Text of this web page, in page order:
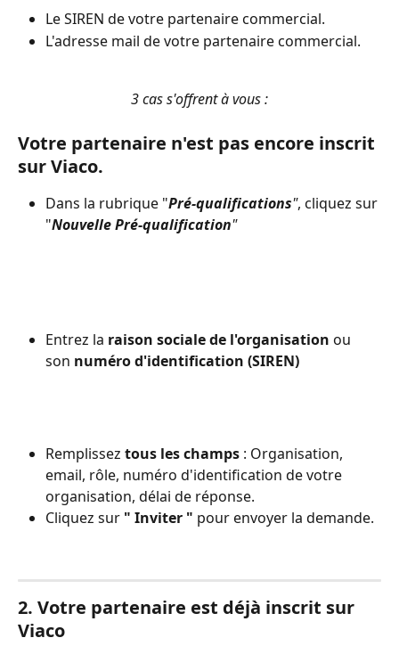
Le SIREN de votre partenaire commercial.
L'adresse mail de votre partenaire commercial.
3 cas s'offrent à vous :
Votre partenaire n'est pas encore inscrit
sur Viaco.
Dans la rubrique "Pré-qualifications", cliquez sur
"Nouvelle Pré-qualification"
Entrez la raison sociale de l'organisation ou
son numéro d'identification (SIREN)
Remplissez tous les champs : Organisation,
email, rôle, numéro d'identification de votre
organisation, délai de réponse.
Cliquez sur " Inviter " pour envoyer la demande.
2. Votre partenaire est déjà inscrit sur
Viaco